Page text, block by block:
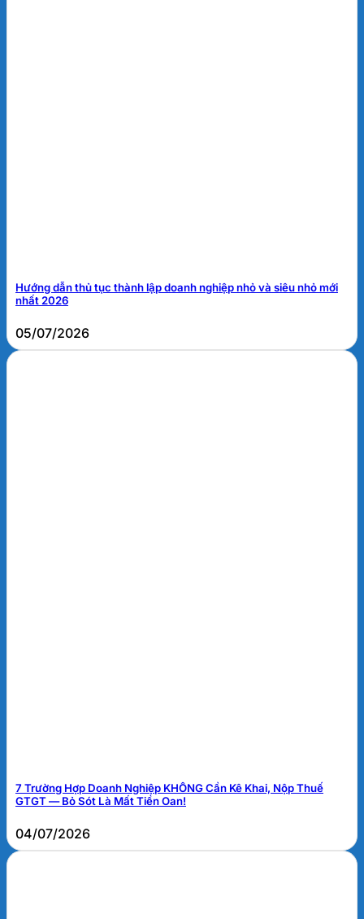
Hướng dẫn thủ tục thành lập doanh nghiệp nhỏ và siêu nhỏ mới
nhất 2026
05/07/2026
7 Trường Hợp Doanh Nghiệp KHÔNG Cần Kê Khai, Nộp Thuế
GTGT — Bỏ Sót Là Mất Tiền Oan!
04/07/2026